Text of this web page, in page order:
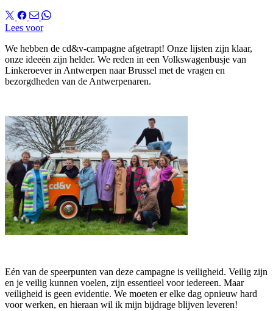
Lees voor
We hebben de cd&v-campagne afgetrapt! Onze lijsten zijn klaar,
onze ideeën zijn helder. We reden in een Volkswagenbusje van
Linkeroever in Antwerpen naar Brussel met de vragen en
bezorgdheden van de Antwerpenaren.
Eén van de speerpunten van deze campagne is veiligheid. Veilig zijn
en je veilig kunnen voelen, zijn essentieel voor iedereen. Maar
veiligheid is geen evidentie. We moeten er elke dag opnieuw hard
voor werken, en hieraan wil ik mijn bijdrage blijven leveren!